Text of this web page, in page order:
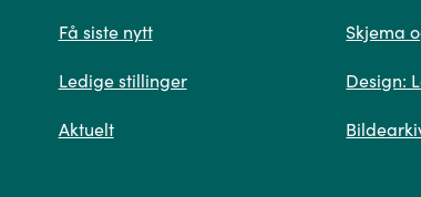
deg vår mest relevante informasjon.
Få siste nytt
Ledige stillinger
Aktuelt
Skjema
Design: